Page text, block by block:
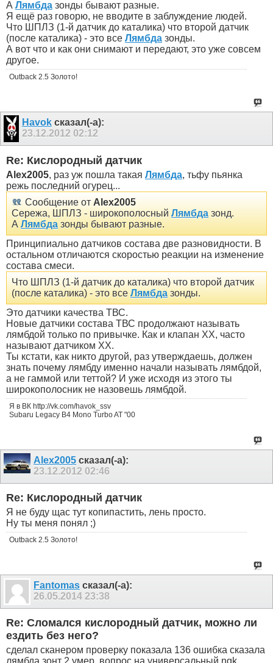
А Лямбда зонды бывают разные.
Я ещё раз говорю, не вводите в заблуждение людей.
Что ШПЛЗ (1-й датчик до каталика) что второй датчик
(после каталика) - это все Лямбда зонды.
А вот что и как они снимают и передают, это уже совсем
другое.
Outback 2.5 Золото!
Havokсказал(-а):
23.12.2012 02:12
Re: Кислородный датчик
Alex2005, раз уж пошла такая Лямбда, тьфу пьянка
режь последний огурец...
Сообщение от Alex2005
Сережа, ШПЛЗ - широкополосный Лямбда зонд.
А Лямбда зонды бывают разные.
Принципиально датчиков состава две разновидности. В
остальном отличаются скоростью реакции на изменение
состава смеси.
Что ШПЛЗ (1-й датчик до каталика) что второй датчик
(после каталика) - это все Лямбда зонды.
Это датчики качества ТВС.
Новые датчики состава ТВС продолжают называть
лямбдой только по привычке. Как и клапан ХХ, часто
называют датчиком ХХ.
Ты кстати, как никто другой, раз утверждаешь, должен
знать почему лямбду именно начали называть лямбдой,
а не гаммой или теттой? И уже исходя из этого ты
широкополосник не назовешь лямбдой.
Я в ВК http://vk.com/havok_ssv
Subaru Legacy B4 Mono Turbo AT "00
Alex2005 сказал(-а):
23.12.2012 02:46
Re: Кислородный датчик
Я не буду щас тут копипастить, лень просто.
Ну ты меня понял ;)
Outback 2.5 Золото!
Fantomas сказал(-а):
26.05.2014 23:38
Re: Сломался кислородный датчик, можно ли
ездить без него?
сделал сканером проверку показала 136 ошибка сказала
лямбда зонт 2 умер, вопрос на универсальный ngk